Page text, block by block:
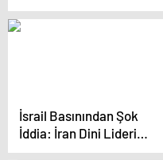
Şampiyonasına
Hazırlanıyor
İsrail Basınından Şok
İddia: İran Dini Lideri
Hamaney Komada!